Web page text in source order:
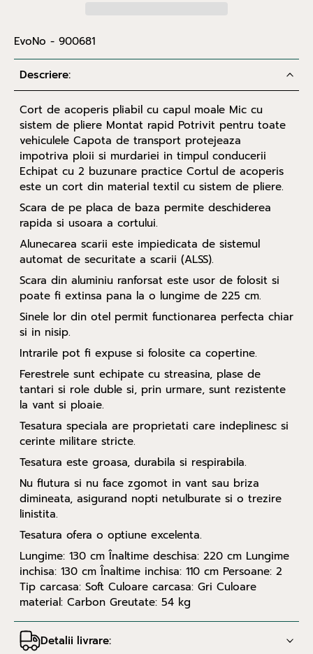
EvoNo - 900681
Descriere:
Cort de acoperis pliabil cu capul moale Mic cu
sistem de pliere Montat rapid Potrivit pentru toate
vehiculele Capota de transport protejeaza
impotriva ploii si murdariei in timpul conducerii
Echipat cu 2 buzunare practice Cortul de acoperis
este un cort din material textil cu sistem de pliere.
Scara de pe placa de baza permite deschiderea
rapida si usoara a cortului.
Alunecarea scarii este impiedicata de sistemul
automat de securitate a scarii (ALSS).
Scara din aluminiu ranforsat este usor de folosit si
poate fi extinsa pana la o lungime de 225 cm.
Sinele lor din otel permit functionarea perfecta chiar
si in nisip.
Intrarile pot fi expuse si folosite ca copertine.
Ferestrele sunt echipate cu streasina, plase de
tantari si role duble si, prin urmare, sunt rezistente
la vant si ploaie.
Tesatura speciala are proprietati care indeplinesc si
cerinte militare stricte.
Tesatura este groasa, durabila si respirabila.
Nu flutura si nu face zgomot in vant sau briza
dimineata, asigurand nopti netulburate si o trezire
linistita.
Tesatura ofera o optiune excelenta.
Lungime: 130 cm Înaltime deschisa: 220 cm Lungime
inchisa: 130 cm Înaltime inchisa: 110 cm Persoane: 2
Tip carcasa: Soft Culoare carcasa: Gri Culoare
material: Carbon Greutate: 54 kg
Detalii livrare: